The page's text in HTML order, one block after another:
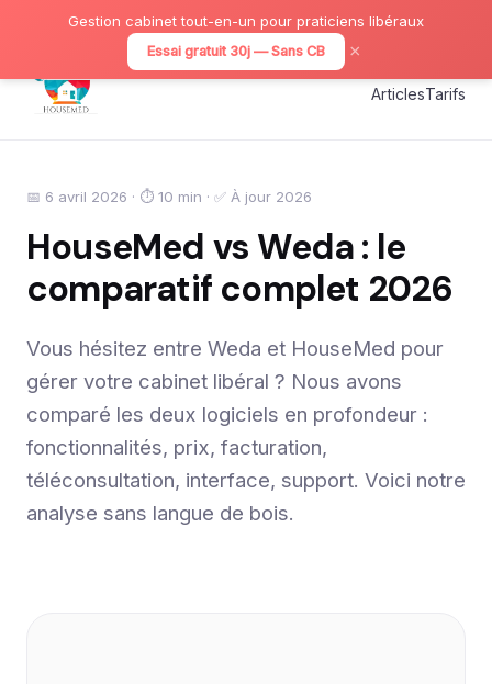
Gestion cabinet tout-en-un pour praticiens libéraux
Essai gratuit 30j — Sans CB ×
ArticlesTarifs
📅 6 avril 2026 · ⏱ 10 min · ✅ À jour 2026
HouseMed vs Weda : le
comparatif complet 2026
Vous hésitez entre Weda et HouseMed pour
gérer votre cabinet libéral ? Nous avons
comparé les deux logiciels en profondeur :
fonctionnalités, prix, facturation,
téléconsultation, interface, support. Voici notre
analyse sans langue de bois.